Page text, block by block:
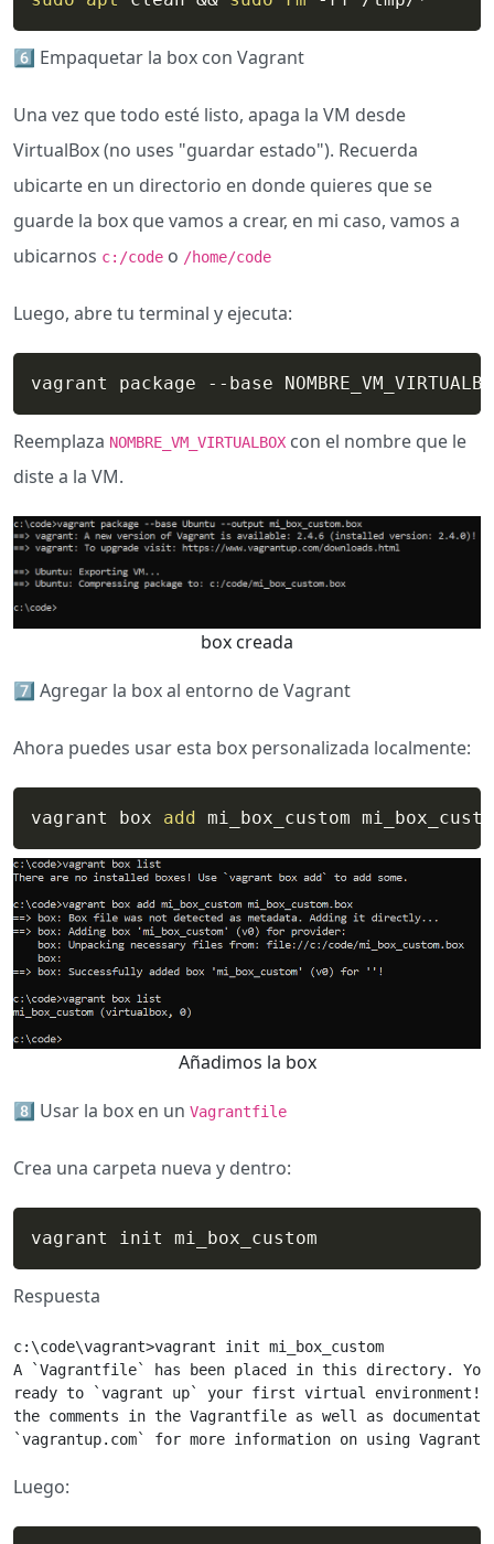
6️⃣​ Empaquetar la box con Vagrant
Una vez que todo esté listo, apaga la VM desde
VirtualBox (no uses "guardar estado"). Recuerda
ubicarte en un directorio en donde quieres que se
guarde la box que vamos a crear, en mi caso, vamos a
ubicarnos c:/code o /home/code
Luego, abre tu terminal y ejecuta:
vagrant package --base
Reemplaza NOMBRE_VM_VIRTUALBOX con el nombre que le
diste a la VM.
box creada
7️⃣​​ Agregar la box al entorno de Vagrant
Ahora puedes usar esta box personalizada localmente:
vagrant box add mi_box_custom
Añadimos la box
​8️⃣ Usar la box en un Vagrantfile
Crea una carpeta nueva y dentro:
vagrant init mi_box_custom
Respuesta
c:\code\vagrant>vagrant init mi_box_custom
A `Vagrantfile` has been placed in this directory. You
ready to `vagrant up` your first virtual environment!
the comments in the Vagrantfile as well as
`vagrantup.com` for more information on using Vagrant.
Luego: